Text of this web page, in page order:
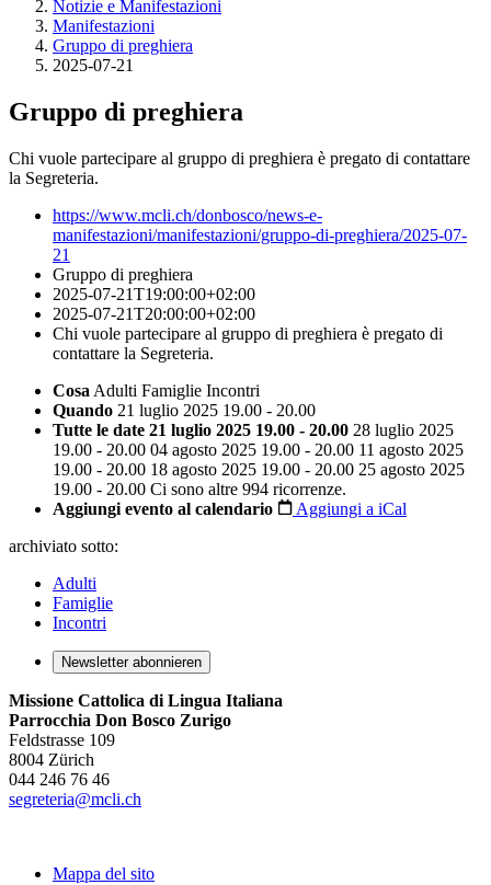
Notizie e Manifestazioni
Manifestazioni
Gruppo di preghiera
2025-07-21
Gruppo di preghiera
Chi vuole partecipare al gruppo di preghiera è pregato di contattare
la Segreteria.
https://www.mcli.ch/donbosco/news-e-
manifestazioni/manifestazioni/gruppo-di-preghiera/2025-07-
21
Gruppo di preghiera
2025-07-21T19:00:00+02:00
2025-07-21T20:00:00+02:00
Chi vuole partecipare al gruppo di preghiera è pregato di
contattare la Segreteria.
Cosa Adulti Famiglie Incontri
Quando 21 luglio 2025 19.00 - 20.00
Tutte le date 21 luglio 2025 19.00 - 20.00 28 luglio 2025
19.00 - 20.00 04 agosto 2025 19.00 - 20.00 11 agosto 2025
19.00 - 20.00 18 agosto 2025 19.00 - 20.00 25 agosto 2025
19.00 - 20.00 Ci sono altre 994 ricorrenze.
Aggiungi evento al calendario
Aggiungi a iCal
archiviato sotto:
Adulti
Famiglie
Incontri
Newsletter abonnieren
Missione Cattolica di Lingua Italiana
Parrocchia Don Bosco Zurigo
Feldstrasse 109
8004 Zürich
044 246 76 46
segreteria@mcli.ch
Mappa del sito